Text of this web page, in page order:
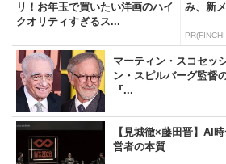
リ！お年玉で買いたい洋画のハイ
クオリティすぎるス...
み、新
マーティン・スコセッ
ン・スピルバーグ監督
『...
【見城徹×藤田晋】AI
営者の本質